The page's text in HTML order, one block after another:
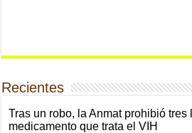
Recientes
Tras un robo, la Anmat prohibió tres
medicamento que trata el VIH